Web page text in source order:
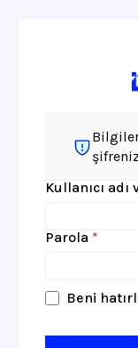
Kullanıcı
Parola *
Beni